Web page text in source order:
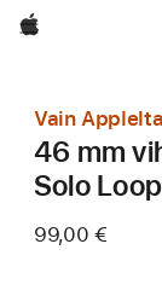
Apple
Vain Applelta
46 mm
Solo
99,00 €